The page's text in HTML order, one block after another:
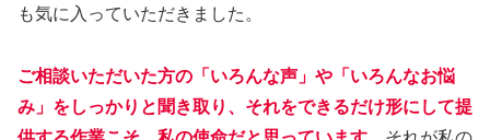
も気に入っていただきました。
ご相談いただいた方の「いろんな声」や「いろんなお悩
み」をしっかりと聞き取り、それをできるだけ形にして提